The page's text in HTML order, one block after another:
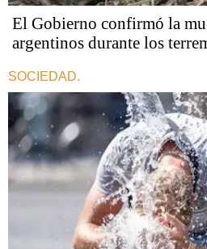
El Gobierno confirmó la
argentinos durante los
SOCIEDAD.